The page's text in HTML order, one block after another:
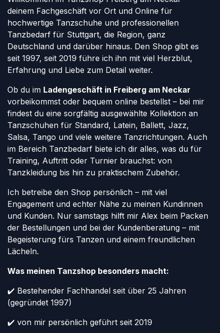
deinem Fachgeschäft vor Ort und Online für
hochwertige Tanzschuhe und professionellen
Tanzbedarf für Stuttgart, die Region, ganz
Deutschland und darüber hinaus. Den Shop gibt es
seit 1997, seit 2019 führe ich ihn mit viel Herzblut,
Erfahrung und Liebe zum Detail weiter.
Ob du im Ladengeschäft in Freiberg am Neckar
vorbeikommst oder bequem online bestellst – bei mir
findest du eine sorgfältig ausgewählte Kollektion an
Tanzschuhen für Standard, Latein, Ballett, Jazz,
Salsa, Tango und viele weitere Tanzrichtungen. Auch
im Bereich Tanzbedarf biete ich dir alles, was du für
Training, Auftritt oder Turnier brauchst: von
Tanzkleidung bis hin zu praktischem Zubehör.
Ich betreibe den Shop persönlich – mit viel
Engagement und echter Nähe zu meinen Kundinnen
und Kunden. Nur samstags hilft mir Alex beim Packen
der Bestellungen und bei der Kundenberatung – mit
Begeisterung fürs Tanzen und einem freundlichen
Lächeln.
Was meinen Tanzshop besonders macht:
✔️ Bestehender Fachhandel seit über 25 Jahren
(gegründet 1997)
✔️ von mir persönlich geführt seit 2019